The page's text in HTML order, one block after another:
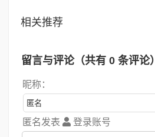
相关推荐
留言与评论（共有 0 条评论）
昵称：
匿名发表 登录账号